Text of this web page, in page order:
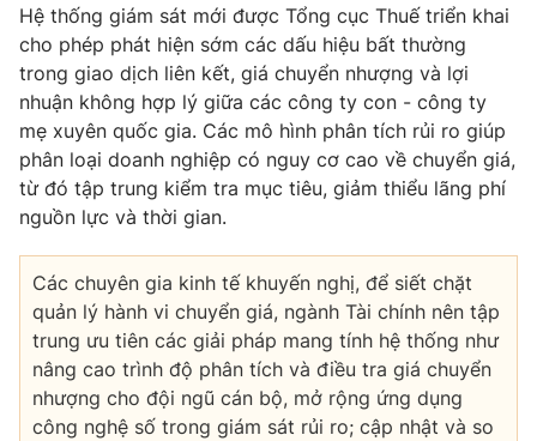
Hệ thống giám sát mới được Tổng cục Thuế triển khai
cho phép phát hiện sớm các dấu hiệu bất thường
trong giao dịch liên kết, giá chuyển nhượng và lợi
nhuận không hợp lý giữa các công ty con - công ty
mẹ xuyên quốc gia. Các mô hình phân tích rủi ro giúp
phân loại doanh nghiệp có nguy cơ cao về chuyển giá,
từ đó tập trung kiểm tra mục tiêu, giảm thiểu lãng phí
nguồn lực và thời gian.
Các chuyên gia kinh tế khuyến nghị, để siết chặt
quản lý hành vi chuyển giá, ngành Tài chính nên tập
trung ưu tiên các giải pháp mang tính hệ thống như
nâng cao trình độ phân tích và điều tra giá chuyển
nhượng cho đội ngũ cán bộ, mở rộng ứng dụng
công nghệ số trong giám sát rủi ro; cập nhật và so